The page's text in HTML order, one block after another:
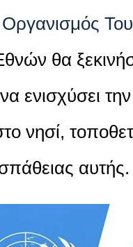
θα
ενισχύσει την
νησί,
αυτής.